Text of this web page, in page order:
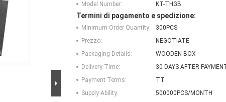
Model Number:
KT-THGB
Termini di pagamento e spedizione:
Minimum Order Quantity:
300PCS
Prezzo:
NEGOTIATE
Packaging Details:
WOODEN BOX
Delivery Time:
30 DAYS AFTER
Payment Terms:
TT
Supply Ability:
500000PCS/MONTH